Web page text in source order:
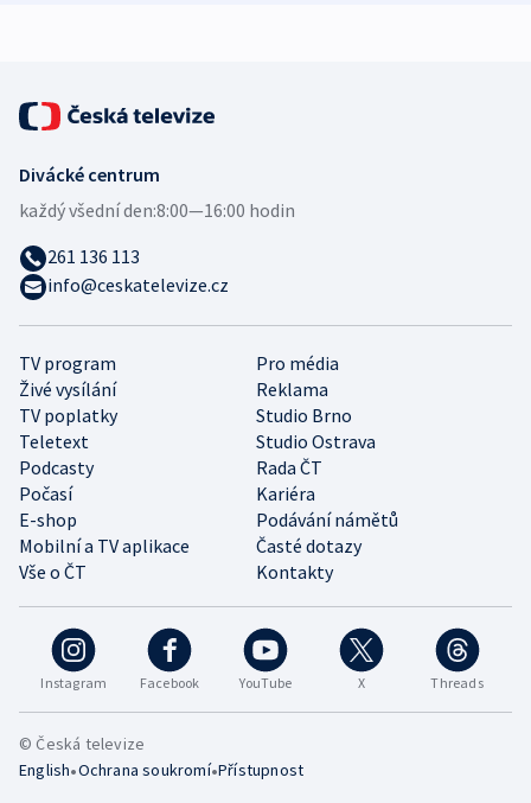
Instagram Facebook YouTube X Threads
TV program
Pro média
Živé vysílání
Reklama
TV poplatky
Studio Brno
Teletext
Studio Ostrava
Podcasty
Rada ČT
Počasí
Kariéra
E-shop
Podávání námětů
Mobilní a TV aplikace
Časté dotazy
Vše o ČT
Kontakty
Divácké centrum
každý všední den:8:00—16:00 hodin
261 136 113
info@ceskatelevize.cz
© Česká televize
English•Ochrana soukromí•Přístupnost